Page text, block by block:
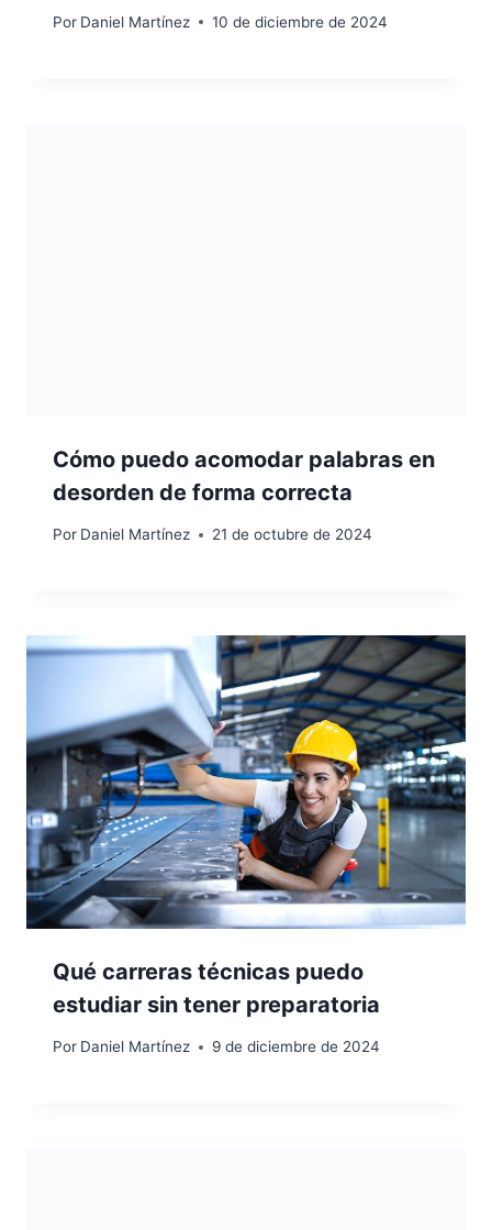
Por Daniel Martínez 10 de diciembre de 2024
Cómo puedo acomodar palabras en
desorden de forma correcta
Por Daniel Martínez 21 de octubre de 2024
Qué carreras técnicas puedo
estudiar sin tener preparatoria
Por Daniel Martínez 9 de diciembre de 2024